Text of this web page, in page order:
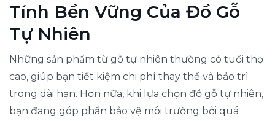
Tính Bền Vững Của Đồ Gỗ
Tự Nhiên
Những sản phẩm từ gỗ tự nhiên thường có tuổi thọ
cao, giúp bạn tiết kiệm chi phí thay thế và bảo trì
trong dài hạn. Hơn nữa, khi lựa chọn đồ gỗ tự nhiên,
bạn đang góp phần bảo vệ môi trường bởi quá